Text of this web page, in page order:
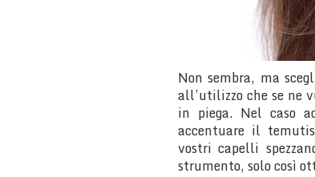
Non sembra, ma
all’utilizzo che se ne
in piega. Nel caso
accentuare il
vostri capelli
strumento, solo così